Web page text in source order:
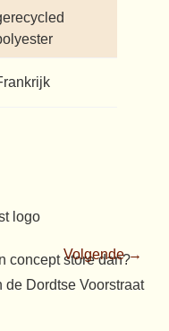
Volgende →
concept store dan?
de Dordtse Voorstraat